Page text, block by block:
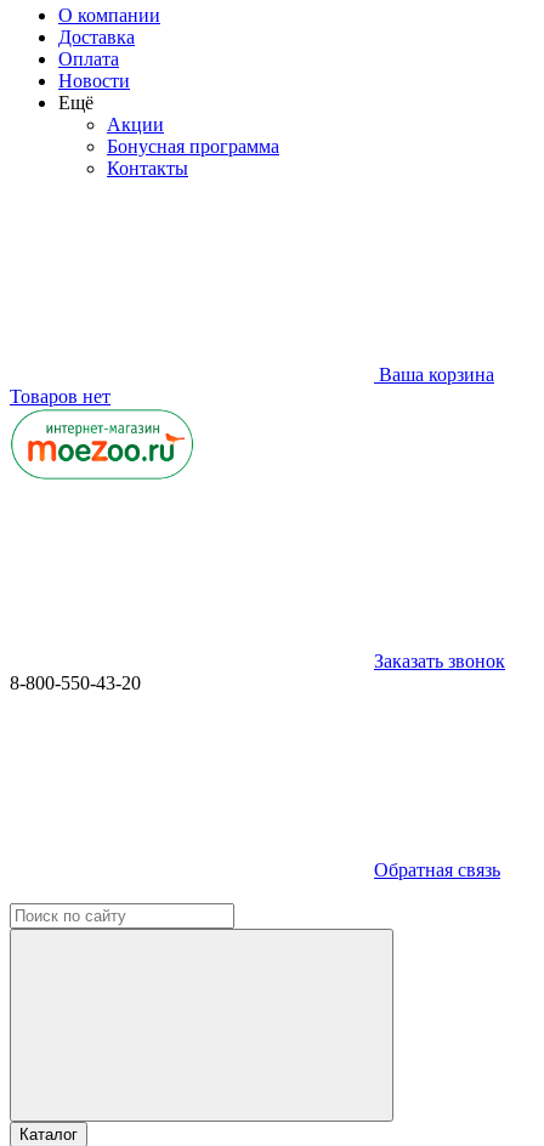
О компании
Доставка
Оплата
Новости
Ещё
Акции
Бонусная программа
Контакты
Ваша корзина
Товаров нет
Заказать звонок
8-800-550-43-20
Обратная связь
Каталог